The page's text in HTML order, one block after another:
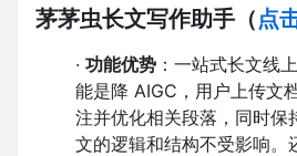
茅茅虫长文写作助手 （点
· 功能优势 ：一站式长文线
能是降 AIGC，用户上传文
注并优化相关段落，同时保
文的逻辑和结构不受影响。